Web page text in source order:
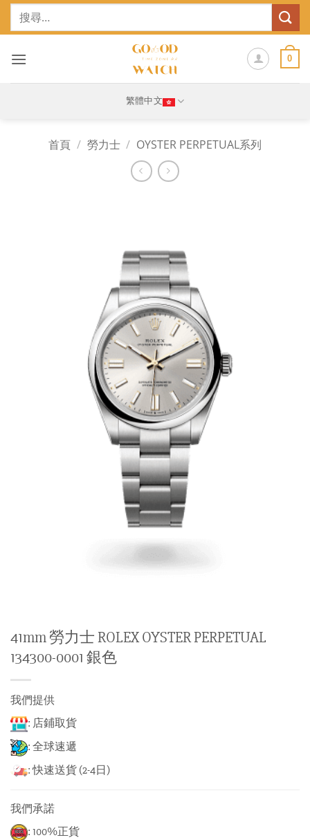
Skip
鍵
0
繁體中文
首頁 / 勞力士 / OYSTER PERPETUAL系列
41mm 勞力士 ROLEX OYSTER PERPETUAL
134300-0001 銀色
我們提供
: 店鋪取貨
: 全球速遞
: 快速送貨 (2-4日)
我們承諾
: 100%正貨